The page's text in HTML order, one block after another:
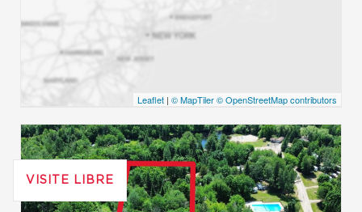
Leaflet | © MapTiler© OpenStreetMap contributors
VISITE LIBRE